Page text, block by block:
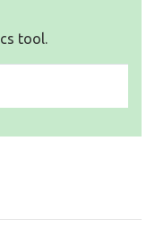
tool.